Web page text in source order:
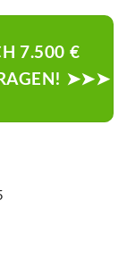
7.500 €
➤➤➤